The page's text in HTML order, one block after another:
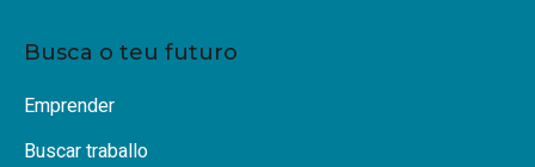
Busca o teu futuro
Emprender
Buscar traballo